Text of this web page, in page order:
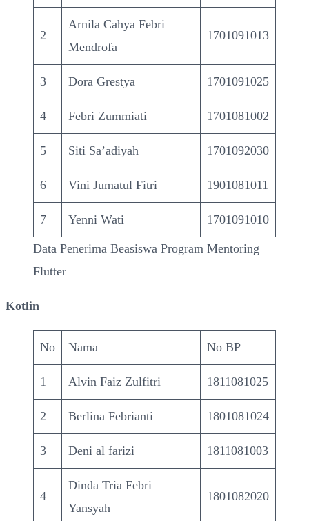
2
Arnila Cahya Febri
Mendrofa
1701091013
3 Dora Grestya 1701091025
4 Febri Zummiati 1701081002
5 Siti Sa’adiyah 1701092030
6 Vini Jumatul Fitri 1901081011
7 Yenni Wati 1701091010
Data Penerima Beasiswa Program Mentoring
Flutter
Kotlin
No Nama No BP
1 Alvin Faiz Zulfitri 1811081025
2 Berlina Febrianti 1801081024
3 Deni al farizi 1811081003
4
Dinda Tria Febri
Yansyah
1801082020